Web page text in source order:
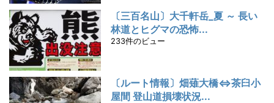
〔三百名山〕大千軒岳_夏 ～ 長い
林道とヒグマの恐怖...
233件のビュー
〔ルート情報〕畑薙大橋⇔茶臼小
屋間 登山道損壊状況...